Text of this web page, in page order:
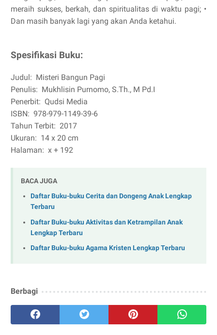
meraih sukses, berkah, dan spiritualitas di waktu pagi; •
Dan masih banyak lagi yang akan Anda ketahui.
Spesifikasi Buku:
Judul: Misteri Bangun Pagi
Penulis: Mukhlisin Purnomo, S.Th., M Pd.I
Penerbit: Qudsi Media
ISBN: 978-979-1149-39-6
Tahun Terbit: 2017
Ukuran: 14 x 20 cm
Halaman: x + 192
BACA JUGA
Daftar Buku-buku Cerita dan Dongeng Anak Lengkap
Terbaru
Daftar Buku-buku Aktivitas dan Ketrampilan Anak
Lengkap Terbaru
Daftar Buku-buku Agama Kristen Lengkap Terbaru
Berbagi